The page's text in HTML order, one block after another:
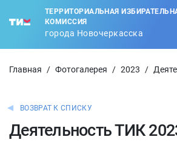
ТЕРРИТОРИАЛЬНАЯ
КОМИССИЯ
города Новочеркасска
Главная / Фотогалерея / 2023 /
ВОЗВРАТ К СПИСКУ
Деятельность ТИК